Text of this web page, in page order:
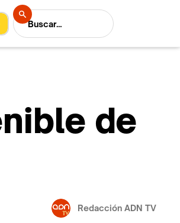
de
Redacción ADN TV